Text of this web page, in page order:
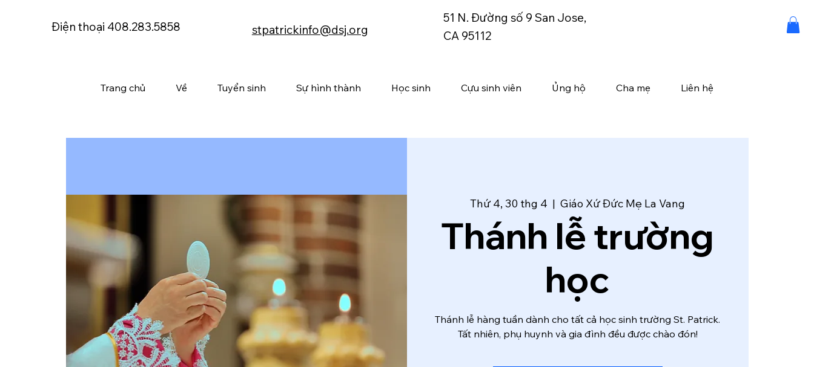
Điện thoại 408.283.5858 stpatrickinfo@dsj.org
51 N. Đường số 9 San Jose,
CA 95112
Trang chủ Về Tuyển sinh Sự hình thành Học sinh Cựu sinh viên Ủng hộ Cha mẹ Liên hệ
Thứ 4, 30 thg 4
  |
Giáo Xứ Đức Mẹ La Vang
Thánh lễ trường
học
Thánh lễ hàng tuần dành cho tất cả học sinh trường St. Patrick.
Tất nhiên, phụ huynh và gia đình đều được chào đón!